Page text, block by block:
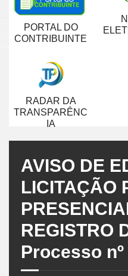
PORTAL DO
CONTRIBUINTE
RADAR DA
TRANSPARÊNC
IA
AVISO DE
LICITAÇÃO
REGISTRO
Processo